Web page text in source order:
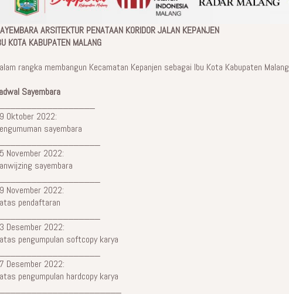
ARSITEKTUR PENATAAN KORIDOR JALAN KEPANJEN
KOTA KABUPATEN MALANG
rangka membangun Kecamatan Kepanjen sebagai Ibu Kota Kabupaten Malang
Sayembara
Oktober 2022:
sayembara
November 2022:
sayembara
November 2022:
pendaftaran
Desember 2022:
pengumpulan softcopy karya
Desember 2022:
pengumpulan hardcopy karya